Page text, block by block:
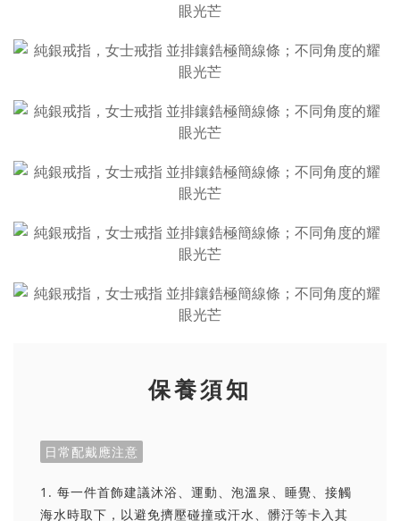
保養須知
日常配戴應注意
1. 每一件首飾建議沐浴、運動、泡溫泉、睡覺、接觸
海水時取下，以避免擠壓碰撞或汗水、髒汙等卡入其